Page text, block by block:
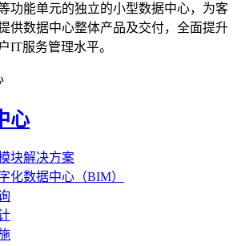
功能单元的独立的小型数据中心，为客
供数据中心整体产品及交付，全面提升
IT服务管理水平。
心
块解决方案
化数据中心（BIM）